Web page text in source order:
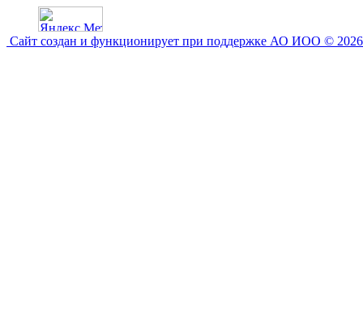
Сайт создан и функционирует при поддержке АО ИОО © 2026